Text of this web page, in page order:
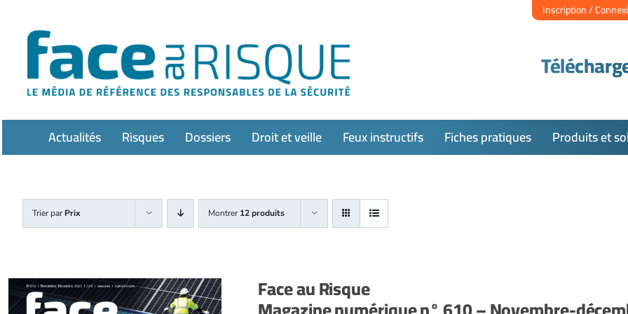
contenu
Inscription /
Actualités Risques Dossiers Droit et veille Feux instructifs Fiches pratiques Produits et
Trier parPrix Montrer12 produits
Face au Risque